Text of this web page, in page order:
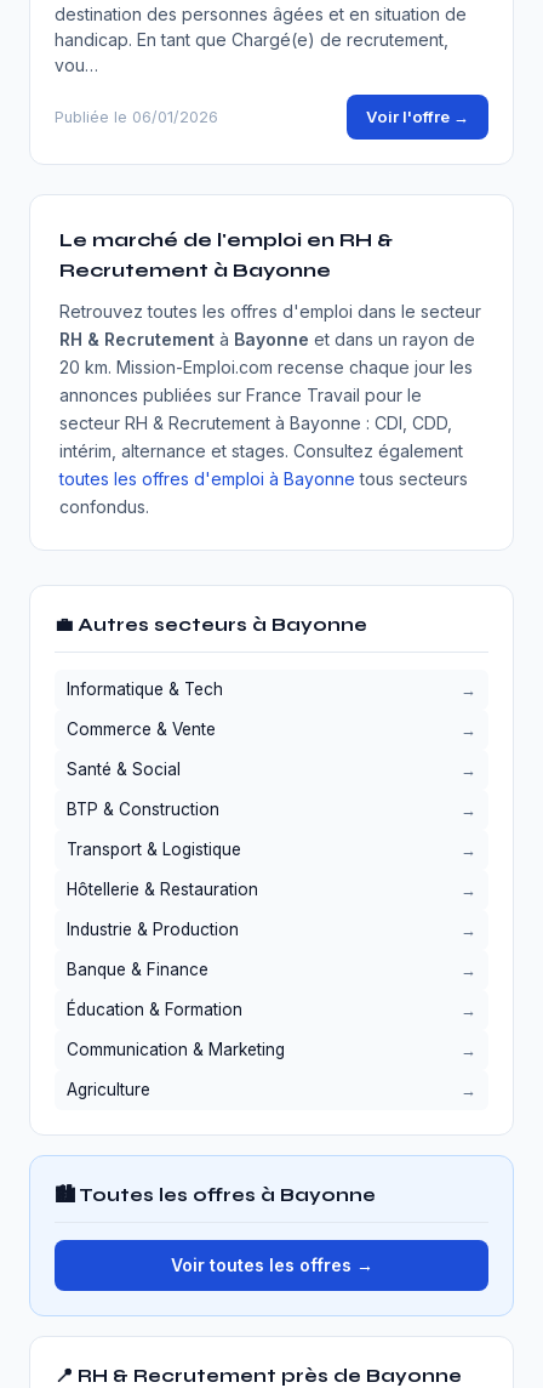
destination des personnes âgées et en situation de
handicap. En tant que Chargé(e) de recrutement,
vou…
Publiée le 06/01/2026 Voir l'offre →
Le marché de l'emploi en RH &
Recrutement à Bayonne
Retrouvez toutes les offres d'emploi dans le secteur
RH & Recrutement à Bayonne et dans un rayon de
20 km. Mission-Emploi.com recense chaque jour les
annonces publiées sur France Travail pour le
secteur RH & Recrutement à Bayonne : CDI, CDD,
intérim, alternance et stages. Consultez également
toutes les offres d'emploi à Bayonne tous secteurs
confondus.
💼 Autres secteurs à Bayonne
Informatique & Tech
Commerce & Vente
Santé & Social
BTP & Construction
Transport & Logistique
Hôtellerie & Restauration
Industrie & Production
Banque & Finance
Éducation & Formation
Communication & Marketing
Agriculture
🏙️ Toutes les offres à Bayonne
Voir toutes les offres →
📍 RH & Recrutement près de Bayonne